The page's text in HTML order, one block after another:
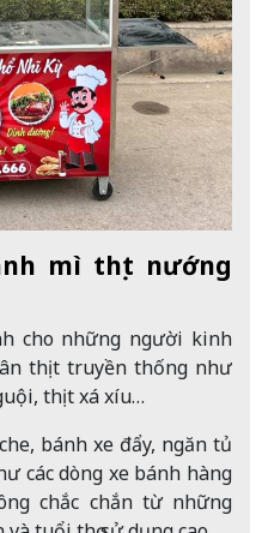
mì thịt nướng
cho những người kinh
thịt truyền thống như
thịt xá xíu…
bánh xe đẩy, ngăn tủ
các dòng xe bánh hàng
chắc chắn từ những